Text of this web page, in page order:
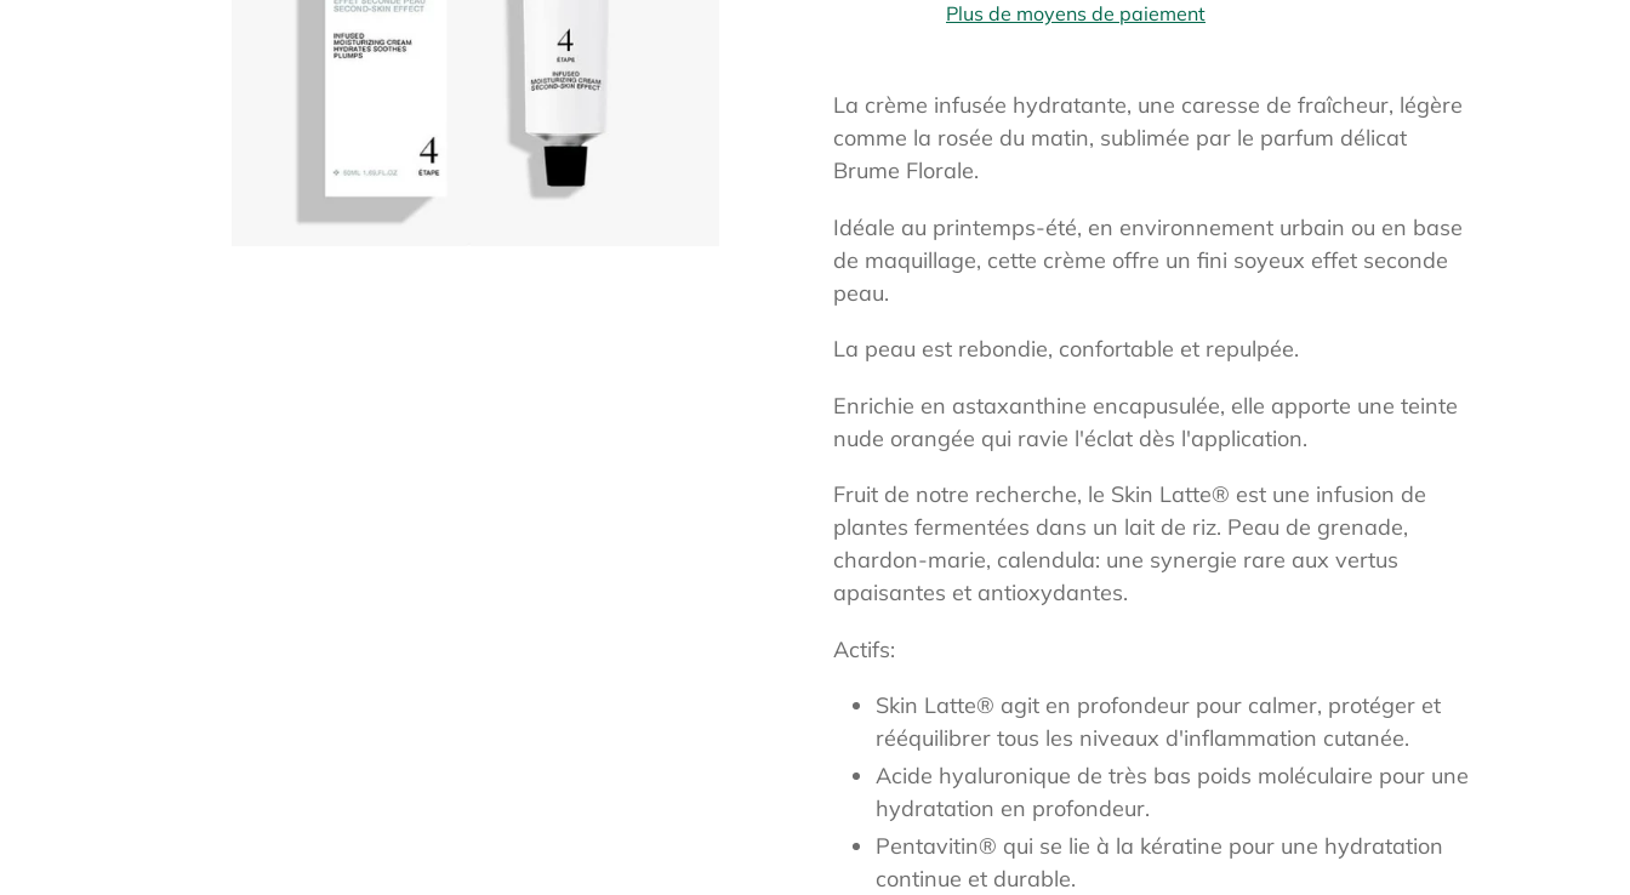
Plus de moyens de paiement
d'un
produit
à
panier
La crème infusée hydratante, une caresse de fraîcheur, légère
comme la rosée du matin, sublimée par le parfum délicat
Brume Florale.
Idéale au printemps-été, en environnement urbain ou en base
de maquillage, cette crème offre un fini soyeux effet seconde
peau.
La peau est rebondie, confortable et repulpée.
Enrichie en astaxanthine encapusulée, elle apporte une teinte
nude orangée qui ravie l'éclat dès l'application.
Fruit de notre recherche, le Skin Latte®️ est une infusion de
plantes fermentées dans un lait de riz. Peau de grenade,
chardon-marie, calendula: une synergie rare aux vertus
apaisantes et antioxydantes.
Actifs:
Skin Latte®️ agit en profondeur pour calmer, protéger et
rééquilibrer tous les niveaux d'inflammation cutanée.
Acide hyaluronique de très bas poids moléculaire pour une
hydratation en profondeur.
Pentavitin®️ qui se lie à la kératine pour une hydratation
continue et durable.